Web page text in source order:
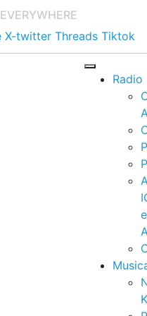
X-twitter Threads Tiktok
Radio
e